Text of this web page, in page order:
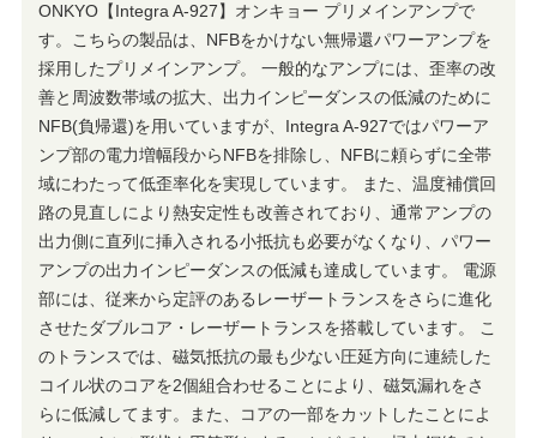
ONKYO【Integra A-927】オンキョー プリメインアンプで
す。こちらの製品は、NFBをかけない無帰還パワーアンプを
採用したプリメインアンプ。 一般的なアンプには、歪率の改
善と周波数帯域の拡大、出力インピーダンスの低減のために
NFB(負帰還)を用いていますが、Integra A-927ではパワーア
ンプ部の電力増幅段からNFBを排除し、NFBに頼らずに全帯
域にわたって低歪率化を実現しています。 また、温度補償回
路の見直しにより熱安定性も改善されており、通常アンプの
出力側に直列に挿入される小抵抗も必要がなくなり、パワー
アンプの出力インピーダンスの低減も達成しています。 電源
部には、従来から定評のあるレーザートランスをさらに進化
させたダブルコア・レーザートランスを搭載しています。 こ
のトランスでは、磁気抵抗の最も少ない圧延方向に連続した
コイル状のコアを2個組合わせることにより、磁気漏れをさ
らに低減してます。また、コアの一部をカットしたことによ